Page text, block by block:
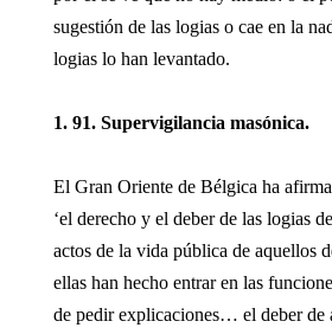
sugestión de las logias o cae en la
logias lo han levantado.
1. 91. Supervigilancia masónica.
El Gran Oriente de Bélgica ha
‘el derecho y el deber de las logias
actos de la vida pública de aquellos
ellas han hecho entrar en las
de pedir explicaciones… el deber de